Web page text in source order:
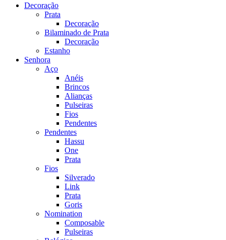
Decoração
Prata
Decoração
Bilaminado de Prata
Decoração
Estanho
Senhora
Aço
Anéis
Brincos
Alianças
Pulseiras
Fios
Pendentes
Pendentes
Hassu
One
Prata
Fios
Silverado
Link
Prata
Goris
Nomination
Composable
Pulseiras